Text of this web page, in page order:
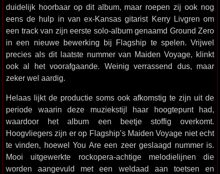
duidelijk hoorbaar op dit album, maar roepen zij ook nog
eens de hulp in van ex-Kansas gitarist Kerry Livgren om
een track van zijn eerste solo-album genaamd Ground Zero
in een nieuwe bewerking bij Flagship te spelen. Vrijwel
precies als dit laatste nummer van Maiden Voyage, klinkt
ook al het voorafgaande. Weinig verrassend dus, maar
zeker wel aardig.
Helaas lijkt de productie soms ook afkomstig te zijn uit de
periode waarin deze muziekstijl haar hoogtepunt had,
waardoor het album een beetje stoffig overkomt.
Hoogvliegers zijn er op Flagship’s Maiden Voyage niet echt
te vinden, hoewel You Are een zeer geslaagd nummer is.
Mooi uitgewerkte rockopera-achtige melodielijnen die
worden aangevuld met een weldaad aan toetsen en